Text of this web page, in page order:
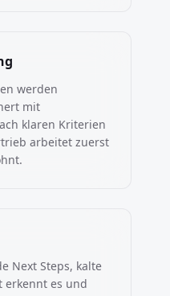
werden
mit
klaren Kriterien
arbeitet zuerst
Next Steps, kalte
erkennt es und